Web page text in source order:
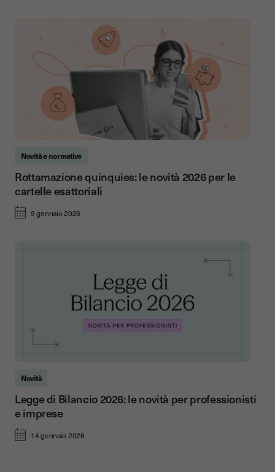
Novità e normative
Rottamazione quinquies: le novità 2026 per le
cartelle esattoriali
9 gennaio 2026
Novità
Legge di Bilancio 2026: le novità per professionisti
e imprese
14 gennaio 2026